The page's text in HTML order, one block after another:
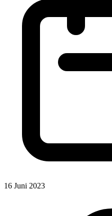
16 Juni 2023